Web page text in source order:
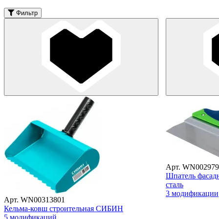
Фильтр
Арт. WN00313801
Кельма-ковш строительная СИБИН
5 модификаций
Арт.
Шпатель
сталь
3 модификации